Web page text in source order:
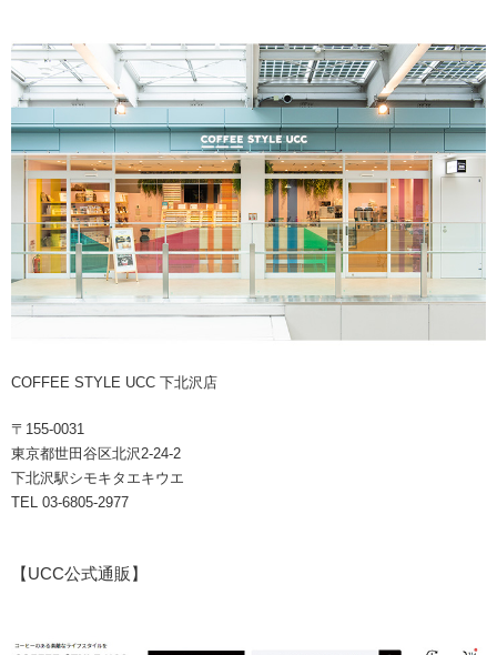
COFFEE STYLE UCC 下北沢店
〒155-0031
東京都世田谷区北沢2-24-2
下北沢駅シモキタエキウエ
TEL 03-6805-2977
【UCC公式通販】